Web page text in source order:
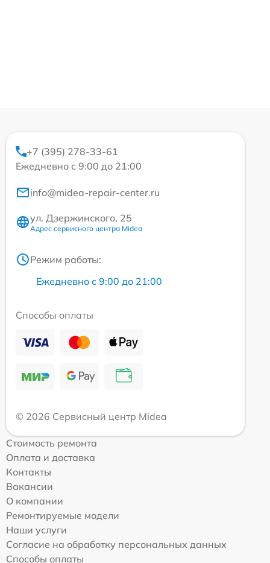
+7 (395) 278-33-61
Ежедневно с 9:00 до 21:00
info@midea-repair-center.ru
ул. Дзержинского, 25
Адрес сервисного центра Midea
Режим работы:
Ежедневно с 9:00 до 21:00
Способы оплаты
© 2026 Сервисный центр Midea
Стоимость ремонта
Оплата и доставка
Контакты
Вакансии
О компании
Ремонтируемые модели
Наши услуги
Согласие на обработку персональных данных
Способы оплаты